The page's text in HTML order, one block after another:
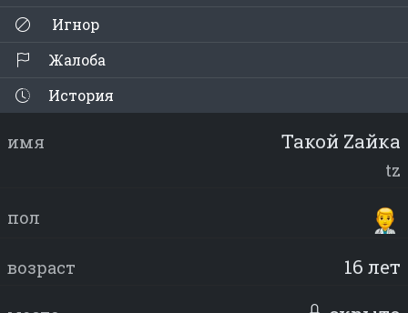
Игнор
Жалоба
История
имя Такой Zaйка
tz
пол
возраст 16 лет